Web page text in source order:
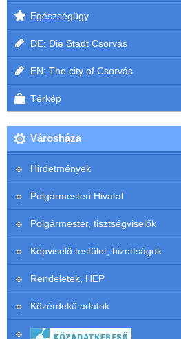
Egészségügy
DE: Die Stadt Csorvás
EN: The city of Csorvás
Térkép
Városháza
Hirdetmények
Polgármesteri Hivatal
Polgármester, tisztségviselők
Képviselő testület, bizottságok
Rendeletek, HEP
Közérdekű adatok